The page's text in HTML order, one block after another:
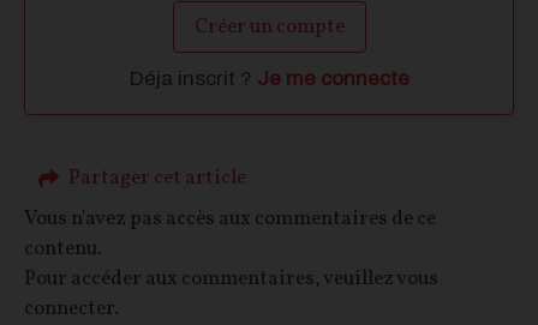
Créer un compte
Déja inscrit ? Je me connecte
Partager cet article
Vous n'avez pas accès aux commentaires de ce
contenu.
Pour accéder aux commentaires, veuillez vous
connecter.